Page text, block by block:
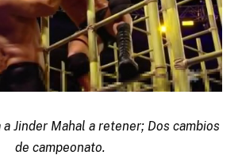
a Jinder Mahal a retener; Dos cambios
de campeonato.